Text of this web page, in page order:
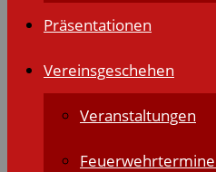
Präsentationen
Vereinsgeschehen
Veranstaltungen